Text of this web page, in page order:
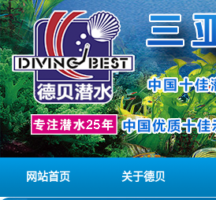
网站首页 关于德贝